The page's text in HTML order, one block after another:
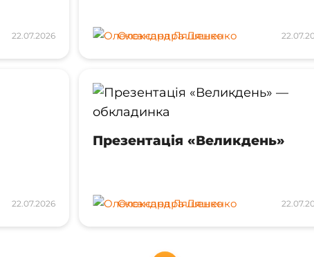
22.07.2026 Олександра Ляшенко
22.07.2026
Презентація «Великдень»
Олександра Ляшенко